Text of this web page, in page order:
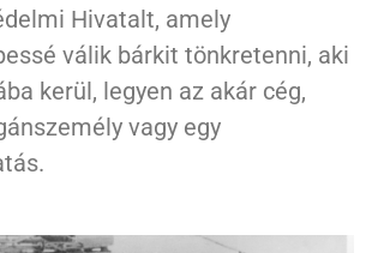
Hivatalt, amely
válik bárkit tönkretenni, aki
kerül, legyen az akár cég,
vagy egy